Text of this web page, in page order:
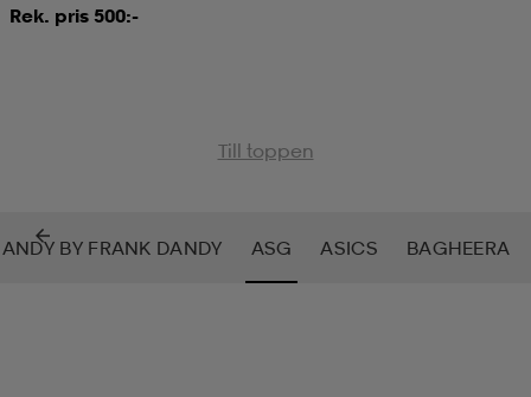
Rek. pris 500:-
Till toppen
ANDY BY FRANK DANDY ASG ASICS BAGHEERA